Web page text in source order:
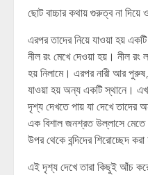
ছোট বাচ্চার কথায় গুরুত্ব না
এরপর তাদের নিয়ে যাওয়া হয় একটি
নীল রং মেখে দেওয়া হয়। নীল রং
হয় নিলামে। এরপর নারী আর পুরুষ
যাওয়া হয় অন্য একটি স্থানে।
দৃশ্য দেখতে পায় যা দেখে তাদের
এক বিশাল জনশ্রত উল্লাসে মেতে
উপর থেকে বন্দিদের শিরোচ্ছেদ
এই দৃশ্য দেখে তারা কিছুই আঁচ